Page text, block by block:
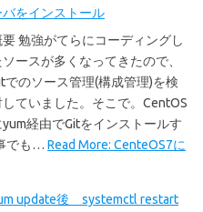
バをインストール
要 勉強がてらにコーディングし
ソースが多くなってきたので、
でのソース管理(構成管理)を検
していました。そこで。CentOS
yum経由でGitをインストールす
でも… Read More: CenteOS7に
update後 systemctl restart